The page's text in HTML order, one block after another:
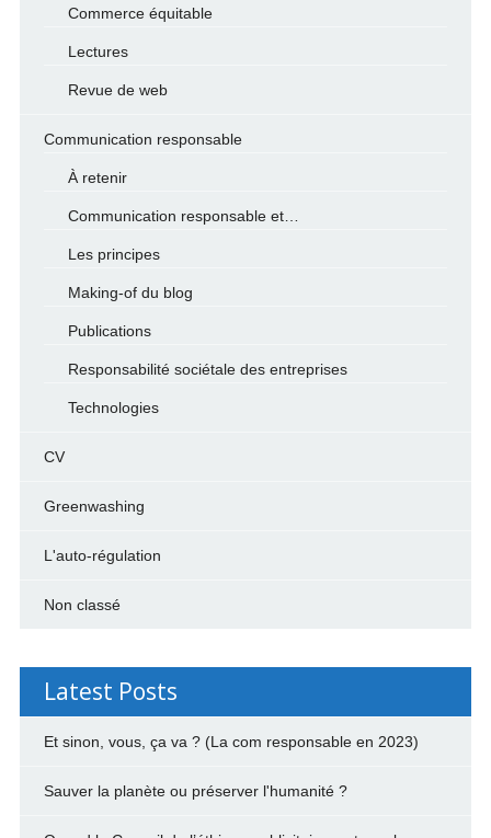
Commerce équitable
Lectures
Revue de web
Communication responsable
À retenir
Communication responsable et…
Les principes
Making-of du blog
Publications
Responsabilité sociétale des entreprises
Technologies
CV
Greenwashing
L'auto-régulation
Non classé
Latest Posts
Et sinon, vous, ça va ? (La com responsable en 2023)
Sauver la planète ou préserver l'humanité ?